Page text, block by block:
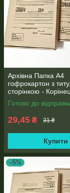
Архівна Папка А4
гофрокартон з
сторінкою -
від виробника
Готово до
29,45 ₴ 31 ₴
Купити
–5%